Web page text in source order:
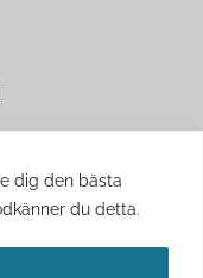
dig den bästa
du detta.